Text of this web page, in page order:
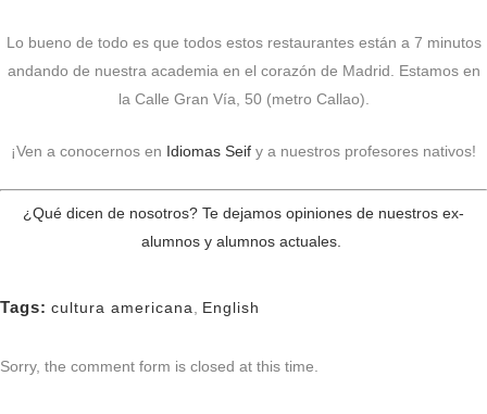
Lo bueno de todo es que todos estos restaurantes están a 7 minutos
andando de nuestra academia en el corazón de Madrid. Estamos en
la Calle Gran Vía, 50 (metro Callao).
¡Ven a conocernos en Idiomas Seif y a nuestros profesores nativos!
¿Qué dicen de nosotros? Te dejamos opiniones de nuestros ex-
alumnos y alumnos actuales.
Tags: cultura americana English
Sorry, the comment form is closed at this time.